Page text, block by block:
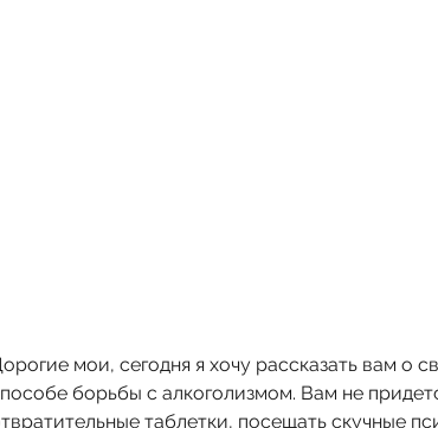
мои, сегодня я хочу рассказать вам о
борьбы с алкоголизмом. Вам не
таблетки, посещать скучные